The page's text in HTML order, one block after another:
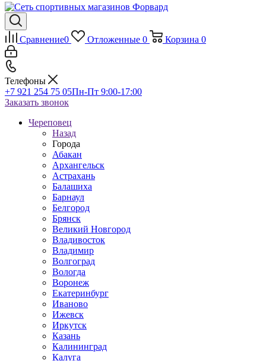
Сравнение0 Отложенные 0 Корзина 0
Телефоны
+7 921 254 75 05Пн-Пт 9:00-17:00
Заказать звонок
Череповец
Назад
Города
Абакан
Архангельск
Астрахань
Балашиха
Барнаул
Белгород
Брянск
Великий Новгород
Владивосток
Владимир
Волгоград
Вологда
Воронеж
Екатеринбург
Иваново
Ижевск
Иркутск
Казань
Калининград
Калуга